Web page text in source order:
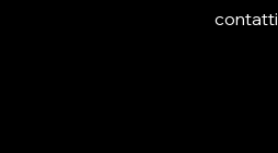
contatti